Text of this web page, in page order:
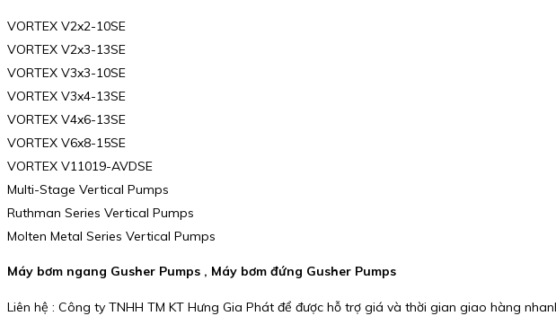
VORTEX V2x2-10SE
VORTEX V2x3-13SE
VORTEX V3x3-10SE
VORTEX V3x4-13SE
VORTEX V4x6-13SE
VORTEX V6x8-15SE
VORTEX V11019-AVDSE
Multi-Stage Vertical Pumps
Ruthman Series Vertical Pumps
Molten Metal Series Vertical Pumps
Máy bơm ngang Gusher Pumps , Máy bơm đứng Gusher Pumps
Liên hệ : Công ty TNHH TM KT Hưng Gia Phát để được hỗ trợ giá và thời gian giao hàng